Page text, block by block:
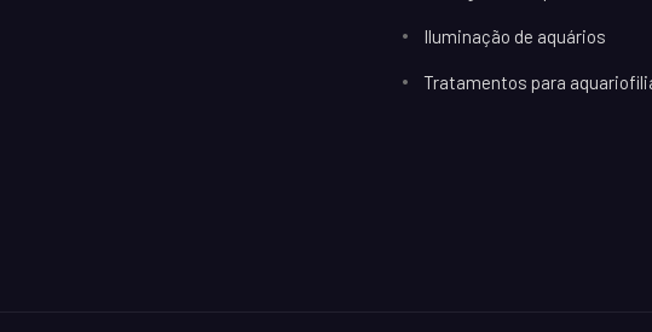
Iluminação de aquários
Tratamentos para